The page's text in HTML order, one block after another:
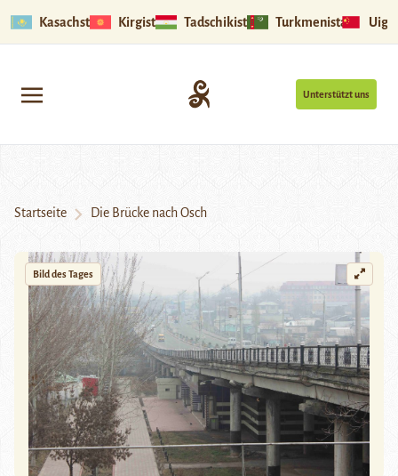
Kasachstan Kirgistan Tadschikistan Turkmenistan
Unterstützt uns
Startseite Die Brücke nach Osch
Bild des Tages